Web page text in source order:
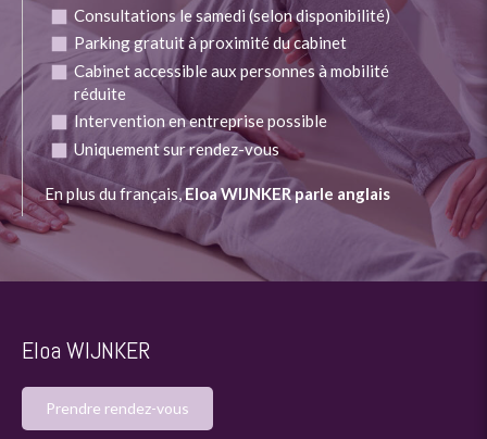
Consultations le samedi (selon disponibilité)
Parking gratuit à proximité du cabinet
Cabinet accessible aux personnes à mobilité
réduite
Intervention en entreprise possible
Uniquement sur rendez-vous
En plus du français,Eloa WIJNKER parle anglais
Eloa WIJNKER
Prendre rendez-vous